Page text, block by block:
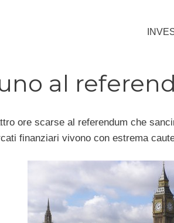
al
ore scarse al referendum che
finanziari vivono con estrema